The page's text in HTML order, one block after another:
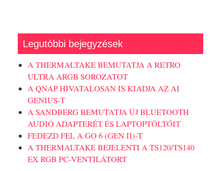
Legutóbbi bejegyzések
A THERMALTAKE BEMUTATJA A RETRO
ULTRA ARGB SOROZATOT
A QNAP HIVATALOSAN IS KIADJA AZ AI
GENIUS-T
A SANDBERG BEMUTATJA ÚJ BLUETOOTH
AUDIÓ ADAPTERÉT ÉS LAPTOPTÖLTŐIT
FEDEZD FEL A GO 6 (GEN II)-T
A THERMALTAKE BEJELENTI A TS120/TS140
EX RGB PC-VENTILÁTORT